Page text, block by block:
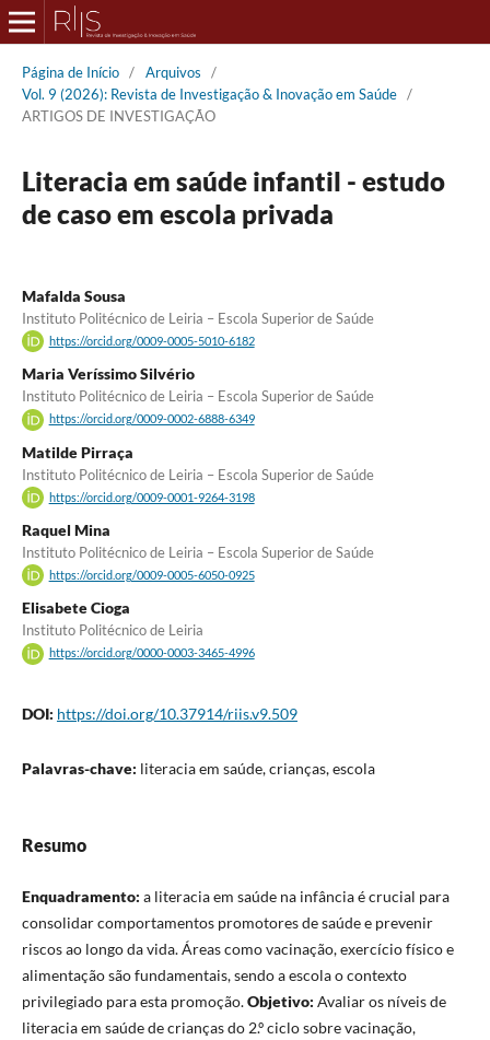
Página de Início / Arquivos
/
Vol. 9 (2026): Revista de Investigação & Inovação em Saúde /
ARTIGOS DE INVESTIGAÇÃO
Literacia em saúde infantil - estudo
de caso em escola privada
Mafalda Sousa
Instituto Politécnico de Leiria – Escola Superior de Saúde
https://orcid.org/0009-0005-5010-6182
Maria Veríssimo Silvério
Instituto Politécnico de Leiria – Escola Superior de Saúde
https://orcid.org/0009-0002-6888-6349
Matilde Pirraça
Instituto Politécnico de Leiria – Escola Superior de Saúde
https://orcid.org/0009-0001-9264-3198
Raquel Mina
Instituto Politécnico de Leiria – Escola Superior de Saúde
https://orcid.org/0009-0005-6050-0925
Elisabete Cioga
Instituto Politécnico de Leiria
https://orcid.org/0000-0003-3465-4996
DOI: https://doi.org/10.37914/riis.v9.509
Palavras-chave: literacia em saúde, crianças, escola
Resumo
Enquadramento: a literacia em saúde na infância é crucial para
consolidar comportamentos promotores de saúde e prevenir
riscos ao longo da vida. Áreas como vacinação, exercício físico e
alimentação são fundamentais, sendo a escola o contexto
privilegiado para esta promoção.Objetivo: Avaliar os níveis de
literacia em saúde de crianças do 2.º ciclo sobre vacinação,